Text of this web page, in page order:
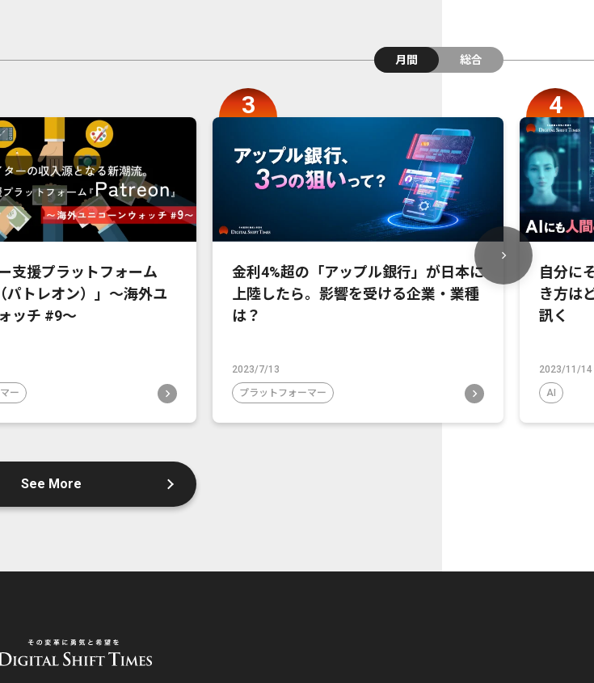
月間
総合
支援プラットフォーム
パトレオン）」〜海外ユ
ッチ #9〜
ー
金利4%超の「アップル銀行」が日本に
上陸したら。影響を受ける企業・業種
は？
2023/7/13
プラットフォーマー
自分に
き方は
訊く
2023/11/14
AI
See More